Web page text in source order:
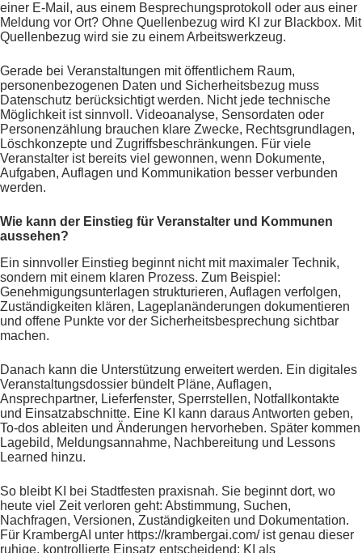
einer E-Mail, aus einem Besprechungsprotokoll oder aus einer
Meldung vor Ort? Ohne Quellenbezug wird KI zur Blackbox. Mit
Quellenbezug wird sie zu einem Arbeitswerkzeug.
Gerade bei Veranstaltungen mit öffentlichem Raum,
personenbezogenen Daten und Sicherheitsbezug muss
Datenschutz berücksichtigt werden. Nicht jede technische
Möglichkeit ist sinnvoll. Videoanalyse, Sensordaten oder
Personenzählung brauchen klare Zwecke, Rechtsgrundlagen,
Löschkonzepte und Zugriffsbeschränkungen. Für viele
Veranstalter ist bereits viel gewonnen, wenn Dokumente,
Aufgaben, Auflagen und Kommunikation besser verbunden
werden.
Wie kann der Einstieg für Veranstalter und Kommunen
aussehen?
Ein sinnvoller Einstieg beginnt nicht mit maximaler Technik,
sondern mit einem klaren Prozess. Zum Beispiel:
Genehmigungsunterlagen strukturieren, Auflagen verfolgen,
Zuständigkeiten klären, Lageplanänderungen dokumentieren
und offene Punkte vor der Sicherheitsbesprechung sichtbar
machen.
Danach kann die Unterstützung erweitert werden. Ein digitales
Veranstaltungsdossier bündelt Pläne, Auflagen,
Ansprechpartner, Lieferfenster, Sperrstellen, Notfallkontakte
und Einsatzabschnitte. Eine KI kann daraus Antworten geben,
To-dos ableiten und Änderungen hervorheben. Später kommen
Lagebild, Meldungsannahme, Nachbereitung und Lessons
Learned hinzu.
So bleibt KI bei Stadtfesten praxisnah. Sie beginnt dort, wo
heute viel Zeit verloren geht: Abstimmung, Suchen,
Nachfragen, Versionen, Zuständigkeiten und Dokumentation.
Für KrambergAI unter https://krambergai.com/ ist genau dieser
ruhige, kontrollierte Einsatz entscheidend: KI als